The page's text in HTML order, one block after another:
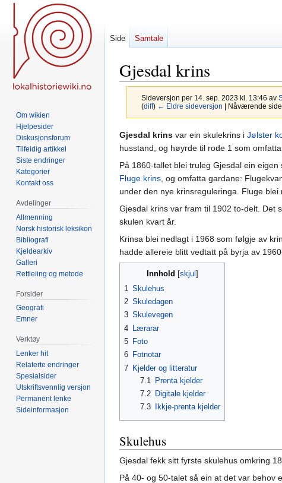
Gjesdal krins
Sideversjon per 14. sep. 2023 kl. 13:46 av
(diff) ← Eldre sideversjon | Nåværende
Hopp
til
navigering
Hopp
til
søk
Gjesdal krins var ein skulekrins i Jølster
husstand, og høyrde til rode 1 som
På 1860-tallet blei truleg Gjesdal ein
Fluge krins , og omfatta gardane:
under den nye krinsreguleringa. Fluge
Gjesdal krins var fram til 1902 to-delt. Det
skulen kvart år.
Krinsa blei nedlagt i 1968 som følgje av
hadde allereie blitt vedtatt på byrja av
Innhold
1 Skulehus
2 Skuledagen
3 Skulevegen
4 Lærarar
5 Foto
6 Fotnotar
7 Kjelder og litteratur
7.1
Prenta kjelder
7.2
Digitale kjelder
7.3
Ikkje-prenta kjelder
Skulehus
Gjesdal fekk sitt fyrste skulehus omkring
På 40- og 50-talet så ein at det var behov
Side Samtale
Om wikien
Hjelpesider
Diskusjonsforum
Tilfeldig artikkel
Siste endringer
Kategorier
Kontakt oss
Avdelinger
Allmenning
Norsk historisk leksikon
Bibliografi
Kjeldearkiv
Galleri
Rettleiing og metode
Forsider
Geografi
Emner
Verktøy
Lenker hit
Relaterte endringer
Spesialsider
Utskriftsvennlig versjon
Permanent lenke
Sideinformasjon